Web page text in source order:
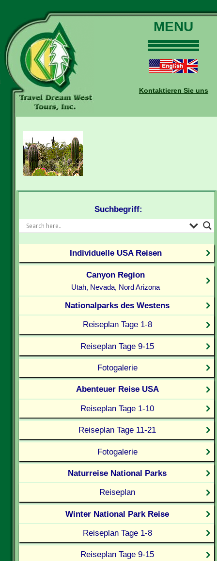
MENU
Touren
Daten und Preise
Buchungen
Kontaktieren Sie uns
Suchbegriff:
Individuelle USA Reisen
Canyon Region
Utah, Nevada, Nord Arizona
Nationalparks des Westens
Reiseplan Tage 1-8
Reiseplan Tage 9-15
Fotogalerie
Abenteuer Reise USA
Reiseplan Tage 1-10
Reiseplan Tage 11-21
Fotogalerie
Naturreise National Parks
Reiseplan
Winter National Park Reise
Reiseplan Tage 1-8
Reiseplan Tage 9-15